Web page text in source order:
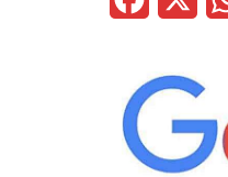
c
b